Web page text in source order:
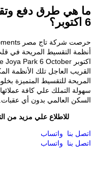
ما هي طرق دفع
6 اكتوبر؟
القريب العاجل تلك الأنظمة
المريحة للتقسيط المتميزة
سهولة التملك علي كافة
السكن العالمي بدون أي عقبات.
للاطلاع علي مزيد من
اتصل بنا
واتساب
اتصل بنا
واتساب